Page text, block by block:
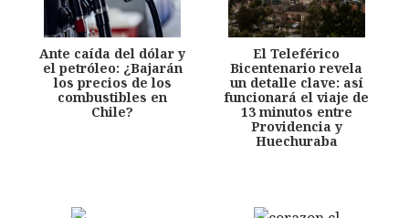
Ante caída del dólar y
el petróleo: ¿Bajarán
los precios de los
combustibles en
Chile?
El Teleférico
Bicentenario revela
un detalle clave: así
funcionará el viaje de
13 minutos entre
Providencia y
Huechuraba